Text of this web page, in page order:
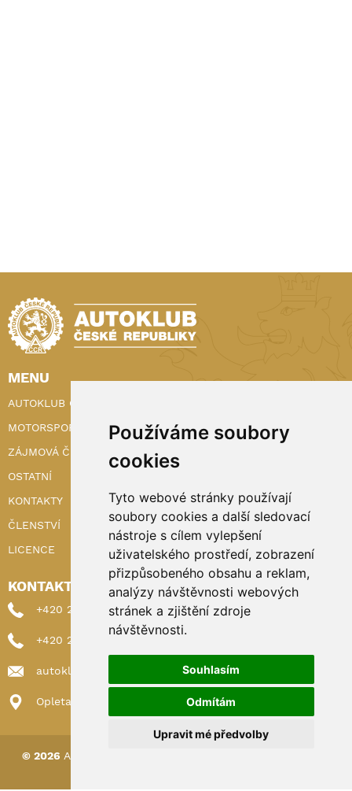
Používáme soubory
cookies
Tyto webové stránky používají
soubory cookies a další sledovací
nástroje s cílem vylepšení
uživatelského prostředí, zobrazení
přizpůsobeného obsahu a reklam,
analýzy návštěvnosti webových
stránek a zjištění zdroje
návštěvnosti.
Souhlasím
Odmítám
Upravit mé předvolby
MENU
AUTOKLUB ČR
MOTORSPORT
ZÁJMOVÁ ČINNOST
OSTATNÍ
KONTAKTY
ČLENSTVÍ
LICENCE
KONTAKTY
+420 222 898 224 (sekretariat)
+420 222 898 221 (členství)
autoklub@autoklub.cz
Opletalova 1337/29, 110 00 Praha 1
© 2026 AUTOKLUB ČESKÉ REPUBLIKY